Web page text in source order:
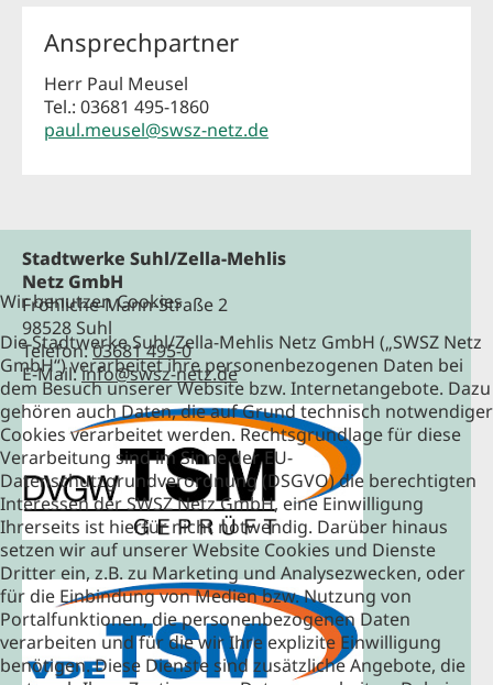
Ansprechpartner
Herr Paul Meusel
Tel.: 03681 495-1860
paul.meusel@swsz-netz.de
Stadtwerke Suhl/Zella-Mehlis
Netz GmbH
Fröhliche-Mann-Straße 2
98528 Suhl
Telefon:03681 495-0
E-Mail:info@swsz-netz.de
Wir benutzen Cookies
Die Stadtwerke Suhl/Zella-Mehlis Netz GmbH („SWSZ Netz
GmbH“) verarbeitet ihre personenbezogenen Daten bei
dem Besuch unserer Website bzw. Internetangebote. Dazu
gehören auch Daten, die auf Grund technisch notwendiger
Cookies verarbeitet werden. Rechtsgrundlage für diese
Verarbeitung sind im Sinne der EU-
Datenschutzgrundverordnung (DSGVO) die berechtigten
Interessen der SWSZ Netz GmbH, eine Einwilligung
Ihrerseits ist hierfür nicht notwendig. Darüber hinaus
setzen wir auf unserer Website Cookies und Dienste
Dritter ein, z.B. zu Marketing und Analysezwecken, oder
für die Einbindung von Medien bzw. Nutzung von
Portalfunktionen, die personenbezogenen Daten
verarbeiten und für die wir Ihre explizite Einwilligung
benötigen. Diese Dienste sind zusätzliche Angebote, die